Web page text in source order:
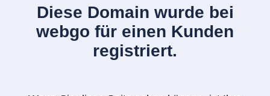
Diese Domain wurde bei
webgo für einen Kunden
registriert.